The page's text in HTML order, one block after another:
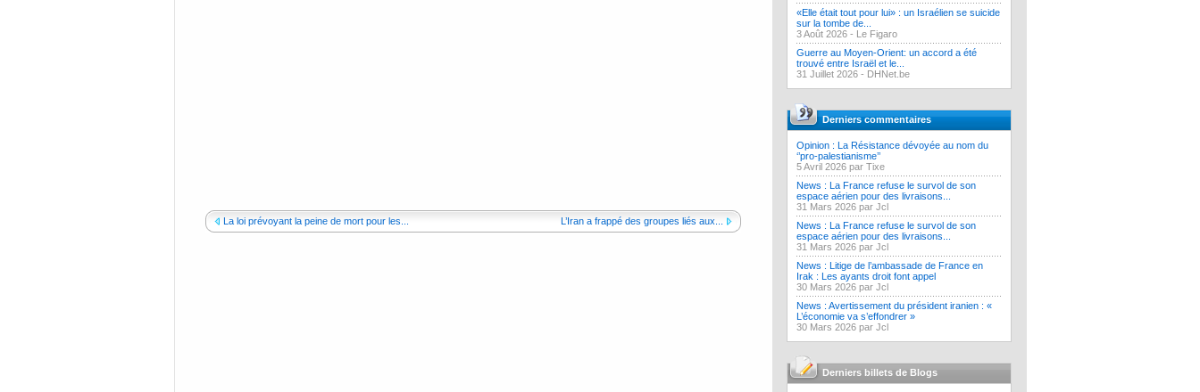
La loi prévoyant la peine de mort pour les... L’Iran a frappé des groupes liés aux...
«Elle était tout pour lui» : un Israélien se suicide
sur la tombe de...
3 Août 2026 - Le Figaro
Guerre au Moyen-Orient: un accord a été
trouvé entre Israël et le...
31 Juillet 2026 - DHNet.be
Derniers commentaires
Opinion : La Résistance dévoyée au nom du
‘’pro-palestianisme’’
5 Avril 2026 par Tixe
News : La France refuse le survol de son
espace aérien pour des livraisons...
31 Mars 2026 par Jcl
News : La France refuse le survol de son
espace aérien pour des livraisons...
31 Mars 2026 par Jcl
News : Litige de l’ambassade de France en
Irak : Les ayants droit font appel
30 Mars 2026 par Jcl
News : Avertissement du président iranien : «
L’économie va s’effondrer »
30 Mars 2026 par Jcl
Derniers billets de Blogs